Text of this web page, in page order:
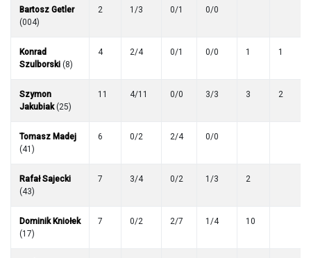
Bartosz Getler
(004)
2 1/3 0/1 0/0
Konrad
Szulborski (8)
4 2/4 0/1 0/0 1 1
Szymon
Jakubiak(25)
11 4/11 0/0 3/3 3 2
Tomasz Madej
(41)
6 0/2 2/4 0/0
Rafał Sajecki
(43)
7 3/4 0/2 1/3 2
Dominik Kniołek
(17)
7 0/2 2/7 1/4 10